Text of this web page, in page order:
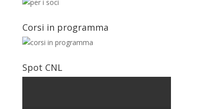
Corsi in programma
Spot CNL